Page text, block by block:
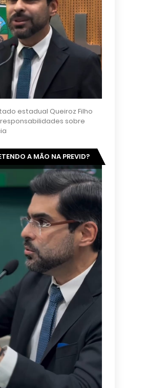
estadual Queiroz Filho
responsabilidades sobre
A MÃO NA PREVID?